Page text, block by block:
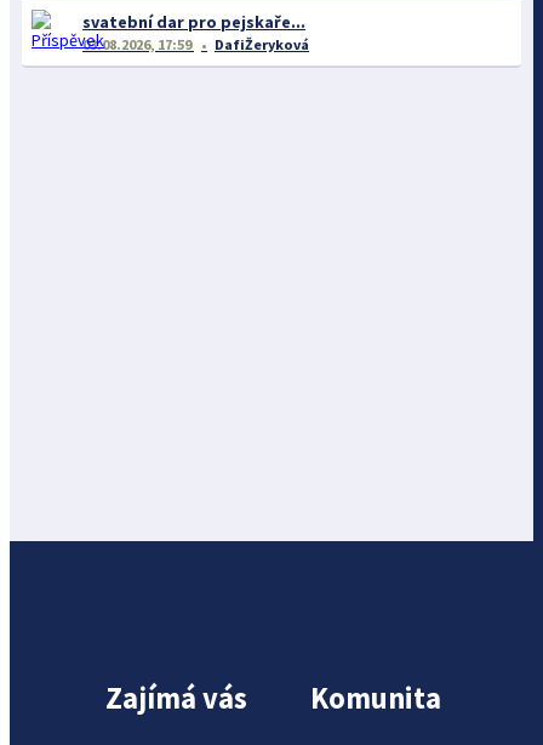
svatební dar pro pejskaře...
03.08.2026, 17:59 DafiŽeryková
Zajímá vás Komunita